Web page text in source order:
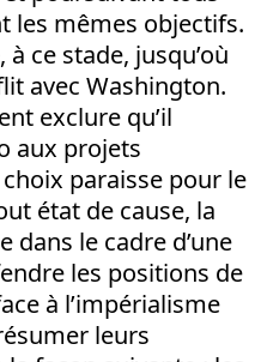
les mêmes objectifs.
ce stade, jusqu’où
avec Washington.
exclure qu’il
aux projets
paraisse pour le
état de cause, la
dans le cadre d’une
les positions de
à l’impérialisme
leurs